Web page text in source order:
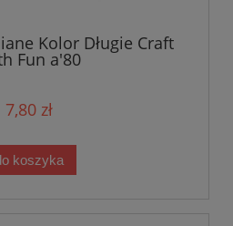
Kolor Długie Craft
Fun a'80
7,80 zł
koszyka